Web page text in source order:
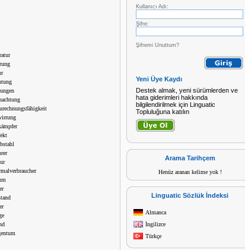
Kullanıcı Adı:
Şifre:
Şifremi Unuttum?
Yeni Üye Kaydı
Destek almak, yeni sürümlerden ve
hata giderimleri hakkında
bilgilendirilmek için Linguatic
Topluluğuna katılın
Arama Tarihçem
Henüz aranan kelime yok !
Linguatic Sözlük İndeksi
Almanca
İngilizce
Türkçe